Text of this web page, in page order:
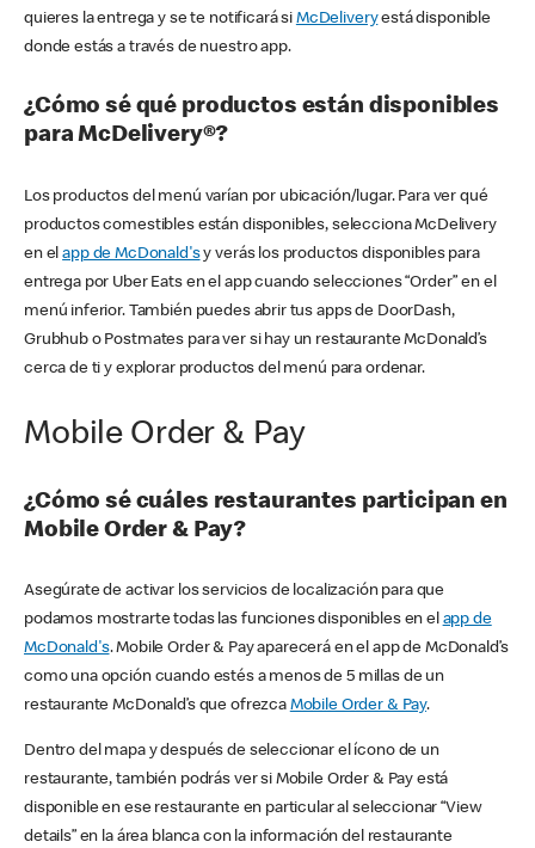
quieres la entrega y se te notificará si McDeliveryestá disponible
donde estás a través de nuestro app.
¿Cómo sé qué productos están disponibles
para McDelivery®?
Los productos del menú varían por ubicación/lugar. Para ver qué
productos comestibles están disponibles, selecciona McDelivery
en elapp de McDonald'sy verás los productos disponibles para
entrega por Uber Eats en el app cuando selecciones “Order” en el
menú inferior. También puedes abrir tus apps de DoorDash,
Grubhub o Postmates para ver si hay un restaurante McDonald’s
cerca de ti y explorar productos del menú para ordenar.
Mobile Order & Pay
¿Cómo sé cuáles restaurantes participan en
Mobile Order & Pay?
Asegúrate de activar los servicios de localización para que
podamos mostrarte todas las funciones disponibles en el app de
McDonald's. Mobile Order & Pay aparecerá en el app de McDonald’s
como una opción cuando estés a menos de 5 millas de un
restaurante McDonald’s que ofrezca Mobile Order & Pay.
Dentro del mapa y después de seleccionar el ícono de un
restaurante, también podrás ver si Mobile Order & Pay está
disponible en ese restaurante en particular al seleccionar “View
details” en la área blanca con la información del restaurante